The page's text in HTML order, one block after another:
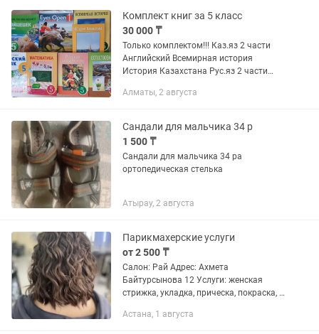
Комплект книг за 5 класс
30 000 ₸
Только комплектом!!! Каз.яз 2 части
Английский Всемирная история
История Казахстана Рус.яз 2 части
Естествознание
Алматы, 2 августа
Сандали для мальчика 34 р
1 500 ₸
Сандали для мальчика 34 ра
ортопедическая стелька
Атырау, 2 августа
Парикмахерские услуги
от 2 500 ₸
Салон: Рай Адрес: Ахмета
Байтурсынова 12 Услуги: женская
стрижка, укладка, прическа, покраска, а
начинаются 2500.
Астана, 1 августа